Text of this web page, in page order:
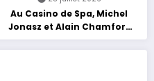
Au Casino de Spa, Michel
Jonasz et Alain Chamfort
célèbrent le temps qui
passe… sans jamais céder